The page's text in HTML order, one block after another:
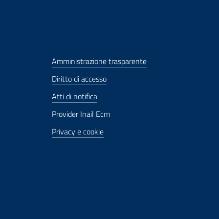
Amministrazione trasparente
Diritto di accesso
Atti di notifica
Provider Inail Ecm
Privacy e cookie